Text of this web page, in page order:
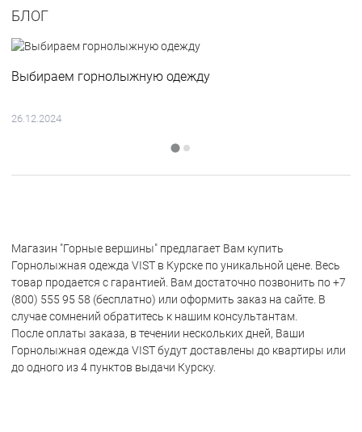
БЛОГ
Выбираем горнолыжную одежду
26.12.2024
Магазин "Горные вершины" предлагает Вам купить
Горнолыжная одежда VIST в Курске по уникальной цене. Весь
товар продается с гарантией. Вам достаточно позвонить по +7
(800) 555 95 58 (бесплатно) или оформить заказ на сайте. В
случае сомнений обратитесь к нашим консультантам.
После оплаты заказа, в течении нескольких дней, Ваши
Горнолыжная одежда VIST будут доставлены до квартиры или
до одного из 4 пунктов выдачи Курску.